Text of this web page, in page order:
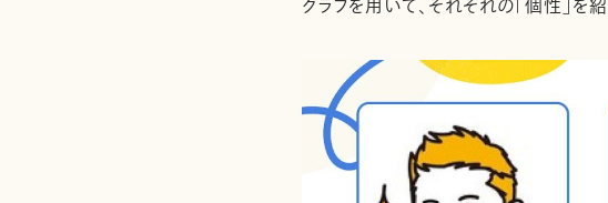
グラフを用いて、それぞれの「個性」